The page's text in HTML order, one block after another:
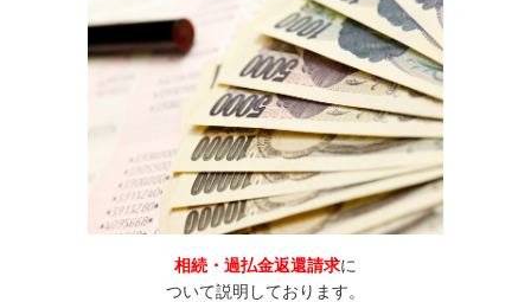
相続・過払金返還請求に
ついて説明しております。